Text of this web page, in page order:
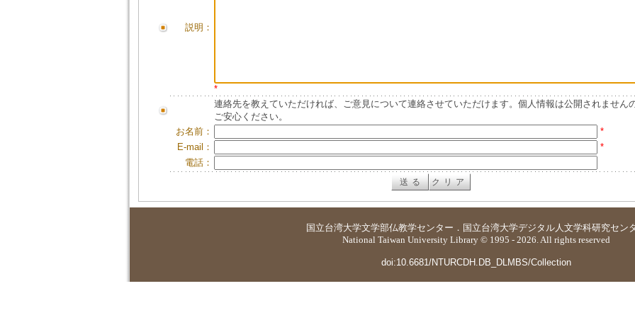
説明：
*
連絡先を教えていただければ、ご意見について連絡させていただけます。個人情報は公開されません
ご安心ください。
お名前：
*
E-mail：
*
電話：
国立台湾大学文学部仏教学センター ． 国立台湾大学デジタル人文学科研究セン
National Taiwan University Library © 1995 - 2026. All rights reserved
doi:10.6681/NTURCDH.DB_DLMBS/Collection